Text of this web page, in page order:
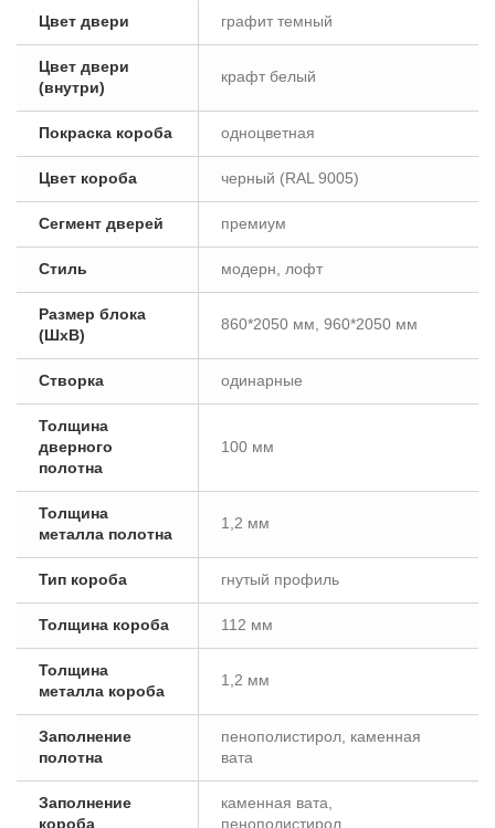
Цвет двери графит темный
Цвет двери
(внутри)
крафт белый
Покраска короба одноцветная
Цвет короба черный (RAL 9005)
Сегмент дверей премиум
Стиль модерн, лофт
Размер блока
(ШxВ)
860*2050 мм, 960*2050 мм
Створка одинарные
Толщина
дверного
полотна
100 мм
Толщина
металла полотна
1,2 мм
Тип короба гнутый профиль
Толщина короба 112 мм
Толщина
металла короба
1,2 мм
Заполнение
полотна
пенополистирол, каменная
вата
Заполнение
короба
каменная вата,
пенополистирол